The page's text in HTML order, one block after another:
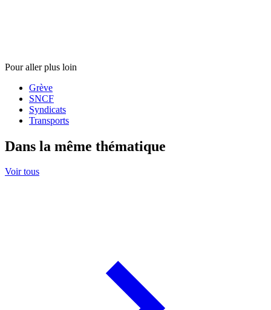
Pour aller plus loin
Grève
SNCF
Syndicats
Transports
Dans la même thématique
Voir tous